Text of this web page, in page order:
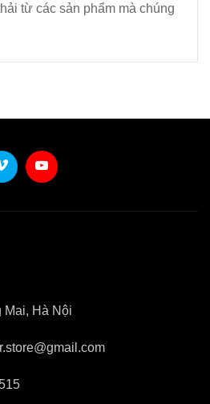
từ các sản phẩm mà chúng
Mai, Hà Nội